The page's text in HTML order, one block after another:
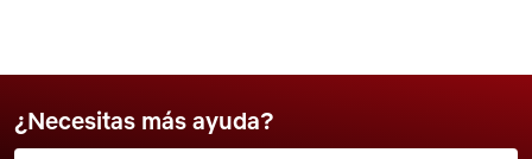
¿Necesitas más ayuda?